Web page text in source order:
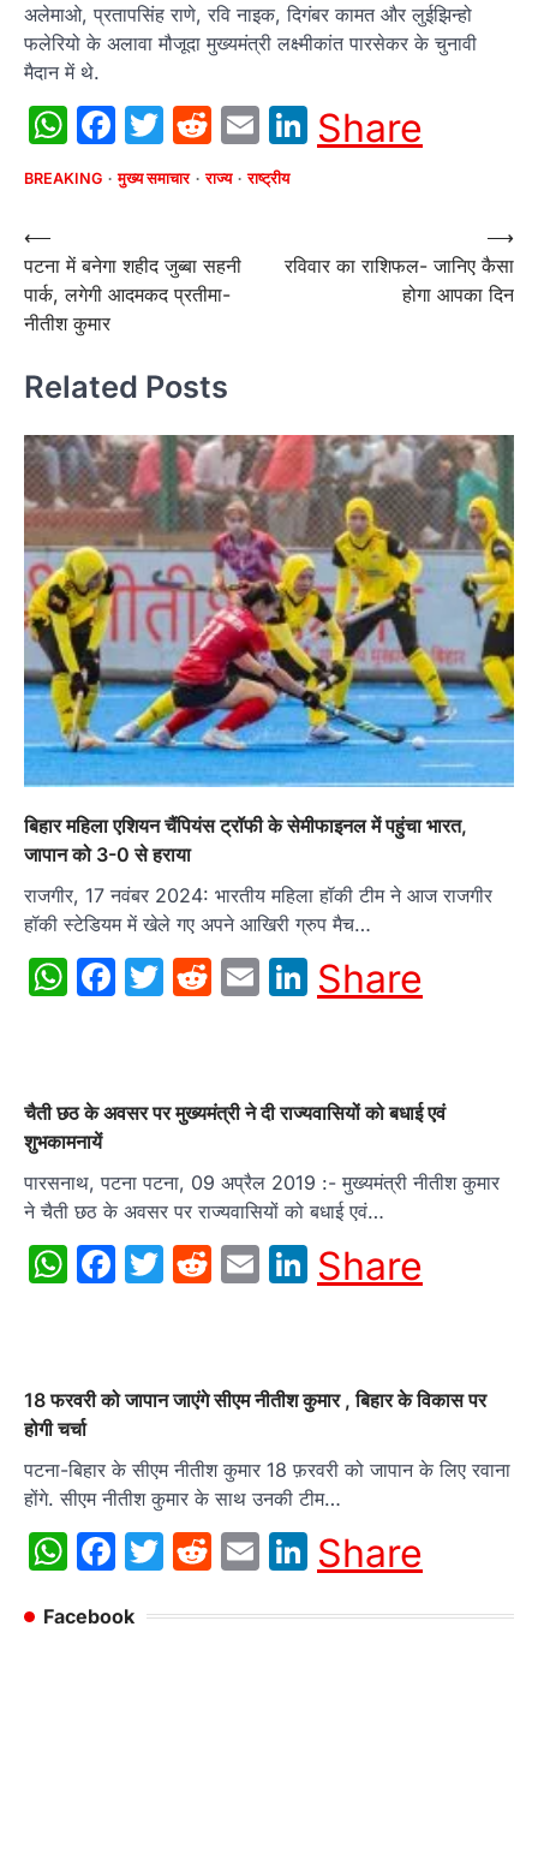
अलेमाओ, प्रतापसिंह राणे, रवि नाइक, दिगंबर कामत और लुईझिन्हो
फलेरियो के अलावा मौजूदा मुख्यमंत्री लक्ष्मीकांत पारसेकर के चुनावी
मैदान में थे.
WhatsApp
Facebook
Twitter
Reddit
EmailLinkedIn
Share
BREAKING मुख्य समाचार राज्य राष्ट्रीय
Post
navigation
⟵
पटना में बनेगा शहीद जुब्बा सहनी
पार्क, लगेगी आदमकद प्रतीमा-
नीतीश कुमार
रविवार का राशिफल- जानिए कैसा
होगा आपका दिन
⟶
Related Posts
बिहार महिला एशियन चैंपियंस ट्रॉफी के सेमीफाइनल में पहुंचा भारत,
जापान को 3-0 से हराया
राजगीर, 17 नवंबर 2024: भारतीय महिला हॉकी टीम ने आज राजगीर
हॉकी स्टेडियम में खेले गए अपने आखिरी ग्रुप मैच…
WhatsApp
Facebook
Twitter
Reddit
EmailLinkedIn
Share
चैती छठ के अवसर पर मुख्यमंत्री ने दी राज्यवासियों को बधाई एवं
शुभकामनायें
पारसनाथ, पटना पटना, 09 अप्रैल 2019 :- मुख्यमंत्री नीतीश कुमार
ने चैती छठ के अवसर पर राज्यवासियों को बधाई एवं…
WhatsApp
Facebook
Twitter
Reddit
EmailLinkedIn
Share
18 फरवरी को जापान जाएंगे सीएम नीतीश कुमार , बिहार के विकास पर
होगी चर्चा
पटना-बिहार के सीएम नीतीश कुमार 18 फ़रवरी को जापान के लिए रवाना
होंगे. सीएम नीतीश कुमार के साथ उनकी टीम…
WhatsApp
Facebook
Twitter
Reddit
EmailLinkedIn
Share
Facebook